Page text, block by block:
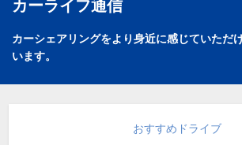
カーライフ通信
カーシェアリングをより身近に感じていただ
います。
おすすめドライブ